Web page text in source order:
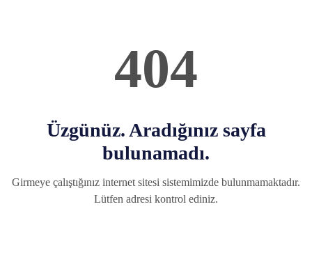
404
Üzgünüz. Aradığınız sayfa
bulunamadı.
Girmeye çalıştığınız internet sitesi sistemimizde bulunmamaktadır.
Lütfen adresi kontrol ediniz.